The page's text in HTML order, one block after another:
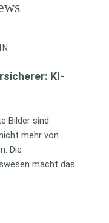
KI-
Bilder sind
mehr von
Die
macht das …